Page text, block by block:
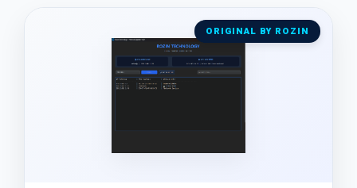
ORIGINAL BY ROZIN